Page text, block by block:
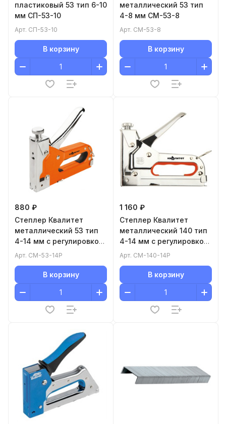
пластиковый 53 тип 6-10
мм СП-53-10
Арт. СП-53-10
В корзину
металлический 53 тип
4-8 мм СМ-53-8
Арт. СМ-53-8
В корзину
880 ₽
Степлер Квалитет
металлический 53 тип
4-14 мм с регулировкой
СМ-53-14Р
Арт. СМ-53-14Р
В корзину
1 160 ₽
Степлер Квалитет
металлический 140 тип
4-14 мм с регулировкой
СМ-140-14Р
Арт. СМ-140-14Р
В корзину